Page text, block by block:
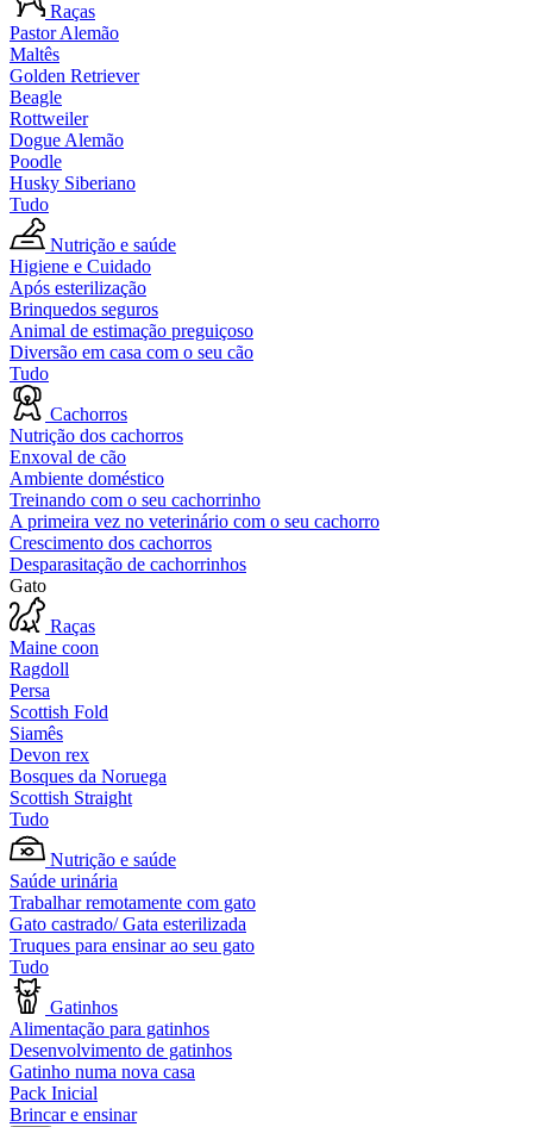
Raças
Pastor Alemão
Maltês
Golden Retriever
Beagle
Rottweiler
Dogue Alemão
Poodle
Husky Siberiano
Tudo
Nutrição e saúde
Higiene e Cuidado
Após esterilização
Brinquedos seguros
Animal de estimação preguiçoso
Diversão em casa com o seu cão
Tudo
Cachorros
Nutrição dos cachorros
Enxoval de cão
Ambiente doméstico
Treinando com o seu cachorrinho
A primeira vez no veterinário com o seu cachorro
Crescimento dos cachorros
Desparasitação de cachorrinhos
Gato
Raças
Maine coon
Ragdoll
Persa
Scottish Fold
Siamês
Devon rex
Bosques da Noruega
Scottish Straight
Tudo
Nutrição e saúde
Saúde urinária
Trabalhar remotamente com gato
Gato castrado/ Gata esterilizada
Truques para ensinar ao seu gato
Tudo
Gatinhos
Alimentação para gatinhos
Desenvolvimento de gatinhos
Gatinho numa nova casa
Pack Inicial
Brincar e ensinar